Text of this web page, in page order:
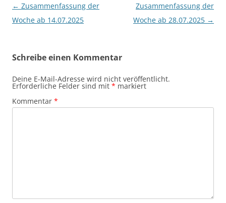
Beitragsnavigation
← Zusammenfassung der
Woche ab 14.07.2025
Zusammenfassung der
Woche ab 28.07.2025 →
Schreibe einen Kommentar
Deine E-Mail-Adresse wird nicht veröffentlicht.
Erforderliche Felder sind mit * markiert
Kommentar *